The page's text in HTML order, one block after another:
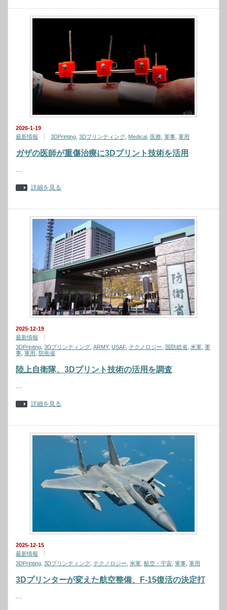
2026-1-19
最新情報
3DPrinting 3Dプリンティング Medical 医療 軍事 軍用
ガザの医師が重傷治療に3Dプリント技術を活用
…
詳細を見る
2025-12-19
最新情報
3DPrinting 3Dプリンティング ARMY, USAF, テクノロジー 国防総省 米軍 軍
事 軍用 防衛省
陸上自衛隊、3Dプリント技術の活用を調査
…
詳細を見る
2025-12-15
最新情報
3DPrinting 3Dプリンティング テクノロジー 米軍 航空・宇宙 軍事 軍用
3Dプリンターが変えた航空整備、F-15復活の決定打
…